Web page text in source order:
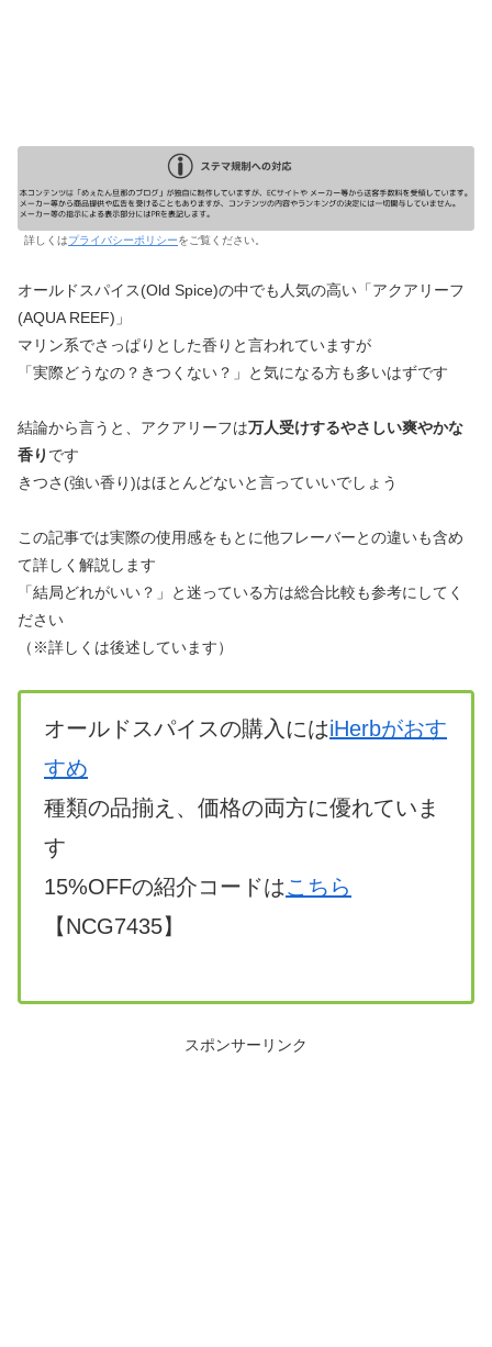
詳しくはプライバシーポリシーをご覧ください。
オールドスパイス(Old Spice)の中でも人気の高い「アクアリーフ
(AQUA REEF)」
マリン系でさっぱりとした香りと言われていますが
「実際どうなの？きつくない？」と気になる方も多いはずです
結論から言うと、アクアリーフは万人受けするやさしい爽やかな
香り です
きつさ(強い香り)はほとんどないと言っていいでしょう
この記事では実際の使用感をもとに他フレーバーとの違いも含め
て詳しく解説します
「結局どれがいい？」と迷っている方は総合比較も参考にしてく
ださい
（※詳しくは後述しています）
オールドスパイスの購入にはiHerbがおす
すめ
種類の品揃え、価格の両方に優れていま
す
15%OFFの紹介コードはこちら
【NCG7435】
スポンサーリンク